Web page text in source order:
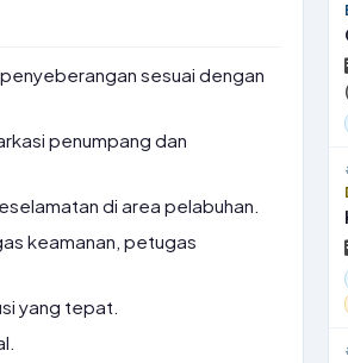
sesuai dengan
penumpang dan
di area pelabuhan.
keamanan, petugas
yang tepat.